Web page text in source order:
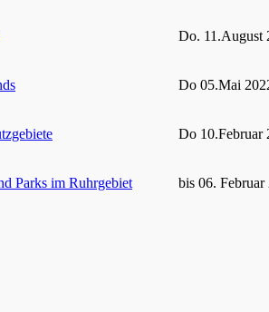
Do. 11.August
Do 05.Mai
Do 10.Februar
Parks im Ruhrgebiet bis 06. Februar